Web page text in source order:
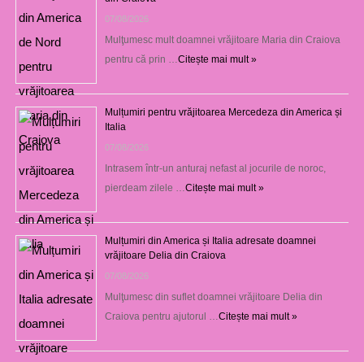
07/08/2026
Mulţumesc mult doamnei vrăjitoare Maria din Craiova
pentru că prin … Citește mai mult »
Mulțumiri pentru vrăjitoarea Mercedeza din America și
Italia
07/08/2026
Intrasem într-un anturaj nefast al jocurile de noroc,
pierdeam zilele … Citește mai mult »
Mulțumiri din America și Italia adresate doamnei
vrăjitoare Delia din Craiova
07/08/2026
Mulţumesc din suflet doamnei vrăjitoare Delia din
Craiova pentru ajutorul … Citește mai mult »